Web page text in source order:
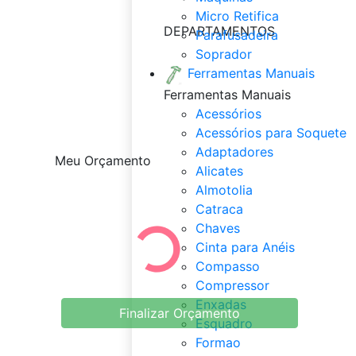
DEPARTAMENTOS
Micro Retifica
Parafusadeira
Soprador
Ferramentas Manuais
Ferramentas Manuais
Acessórios
Acessórios para Soquete
Adaptadores
Alicates
Almotolia
Catraca
Chaves
Cinta para Anéis
Compasso
Compressor
Enxadas
Esquadro
Formao
Meu Orçamento
Finalizar Orçamento